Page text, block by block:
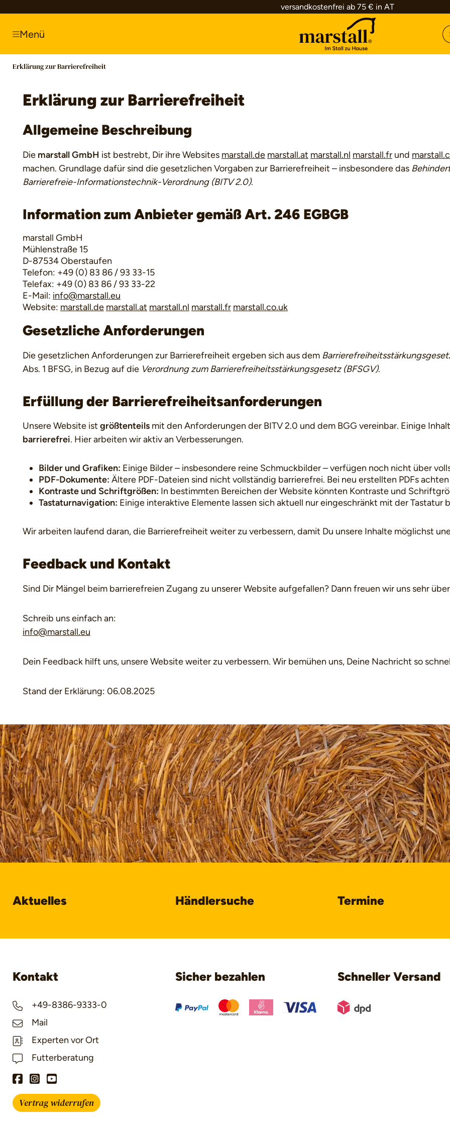
Zur Hauptnavigation springen versandkostenfrei ab 75 € in AT
Menü
Erklärung zur Barrierefreiheit
Erklärung zur Barrierefreiheit
Allgemeine Beschreibung
Die marstall GmbH ist bestrebt, Dir ihre Websites marstall.de marstall.at marstall.nl marstall.fr und
machen. Grundlage dafür sind die gesetzlichen Vorgaben zur Barrierefreiheit – insbesondere das
Barrierefreie-Informationstechnik-Verordnung (BITV 2.0).
Information zum Anbieter gemäß Art. 246 EGBGB
marstall GmbH
Mühlenstraße 15
D-87534 Oberstaufen
Telefon: +49 (0) 83 86 / 93 33-15
Telefax: +49 (0) 83 86 / 93 33-22
E-Mail: info@marstall.eu
Website: marstall.de marstall.at marstall.nl marstall.fr marstall.co.uk
Gesetzliche Anforderungen
Die gesetzlichen Anforderungen zur Barrierefreiheit ergeben sich aus dem
Abs. 1 BFSG, in Bezug auf die Verordnung zum Barrierefreiheitsstärkungsgesetz (BFSGV).
Erfüllung der Barrierefreiheitsanforderungen
Unsere Website ist größtenteils mit den Anforderungen der BITV 2.0 und dem BGG vereinbar. Einige
barrierefrei. Hier arbeiten wir aktiv an Verbesserungen.
Bilder und Grafiken: Einige Bilder – insbesondere reine Schmuckbilder – verfügen noch nicht über
PDF-Dokumente: Ältere PDF-Dateien sind nicht vollständig barrierefrei. Bei neu erstellten PDFs
Kontraste und Schriftgrößen: In bestimmten Bereichen der Website könnten Kontraste und
Tastaturnavigation: Einige interaktive Elemente lassen sich aktuell nur eingeschränkt mit der Tastatur
Wir arbeiten laufend daran, die Barrierefreiheit weiter zu verbessern, damit Du unsere Inhalte möglichst
Feedback und Kontakt
Sind Dir Mängel beim barrierefreien Zugang zu unserer Website aufgefallen? Dann freuen wir uns sehr
Schreib uns einfach an:
info@marstall.eu
Dein Feedback hilft uns, unsere Website weiter zu verbessern. Wir bemühen uns, Deine Nachricht so
Stand der Erklärung: 06.08.2025
Aktuelles Händlersuche Termine
Kontakt
+49-8386-9333-0
Mail
Experten vor Ort
Futterberatung
Vertrag widerrufen
Sicher bezahlen Schneller Versand